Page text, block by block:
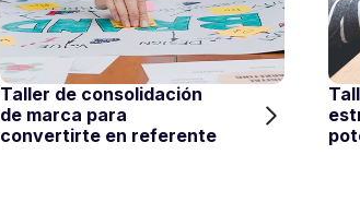
Taller de consolidación
de marca para
convertirte en referente